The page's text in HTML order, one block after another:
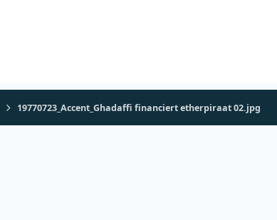
19770723_Accent_Ghadaffi financiert etherpiraat 02.jpg